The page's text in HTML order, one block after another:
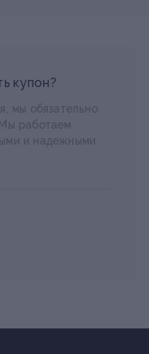
купон?
мы обязательно
работаем
и надежными